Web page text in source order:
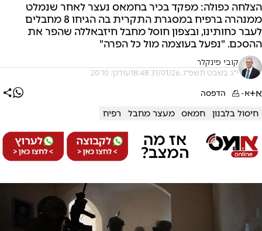
הצלחה כפולה: מפקד בכיר בחמאס נעצר לאחר שנמלט
ממנהרה ברפיח במסגרת התקרית בה הגיחו 8 מחבלים
לעבר כחותינו, ובצפון חוסל מחבל חיזבאללה שהפר את
ההסכם. "נפעל בעוצמה מול כל הפרה"
קובי פינקלר
י"ג בשבט תשפ"ו, 31/01/26 18:48 עודכן: 20:10
א+א- הדפסה
חיסול בלבנון חמאס מעצר מחבל רפיח